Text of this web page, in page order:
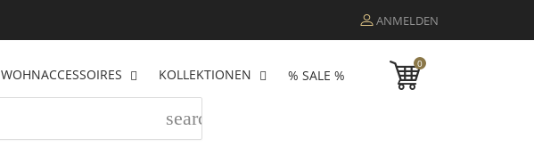
ANMELDEN
WOHNACCESSOIRES KOLLEKTIONEN % SALE %
0
search